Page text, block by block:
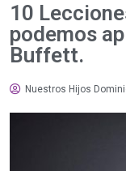
10
podemos
Buffett.
Nuestros Hijos